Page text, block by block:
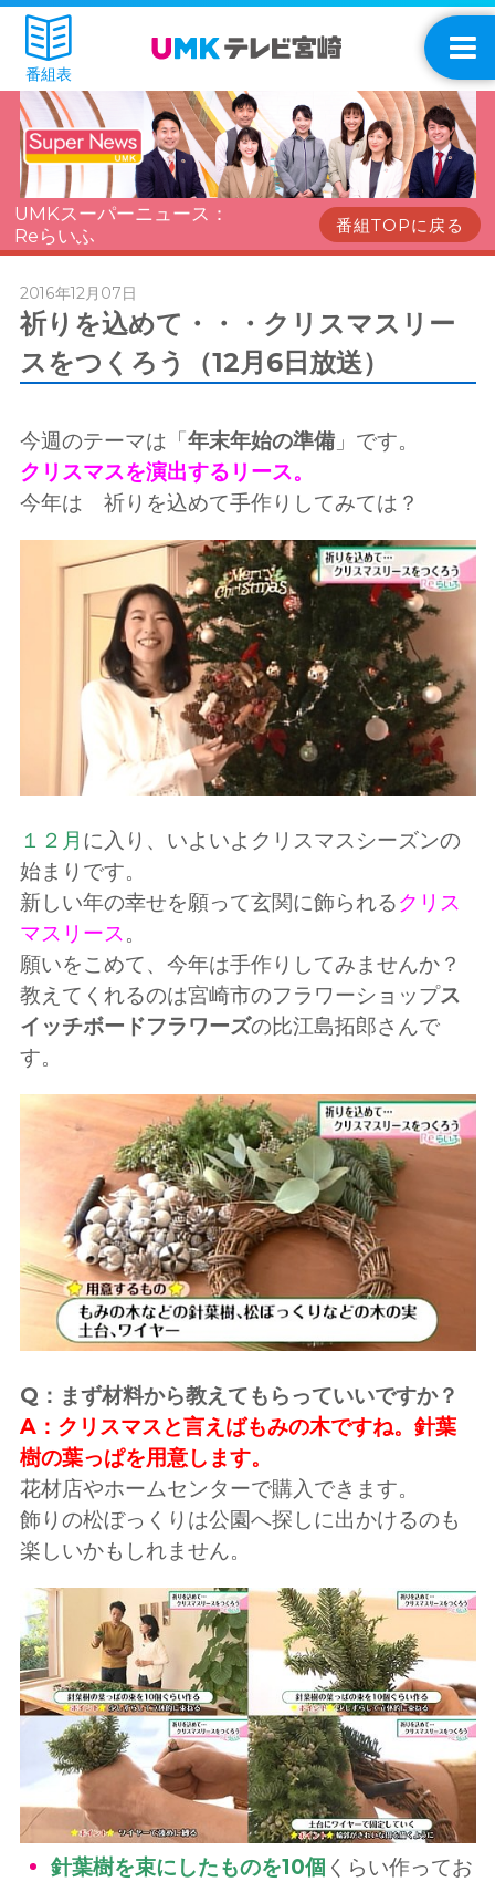
番組表
UMKスーパーニュース：
Reらいふ
番組TOPに戻る
2016年12月07日
祈りを込めて・・・クリスマスリー
スをつくろう（12月6日放送）
今週のテーマは「年末年始の準備」です。
クリスマスを演出するリース。
今年は 祈りを込めて手作りしてみては？
１２月 に入り、いよいよクリスマスシーズンの
始まりです。
新しい年の幸せを願って玄関に飾られるクリス
マスリース。
願いをこめて、今年は手作りしてみませんか？
教えてくれるのは宮崎市のフラワーショップス
イッチボードフラワーズの比江島拓郎さんで
す。
Q：まず材料から教えてもらっていいですか？
A：クリスマスと言えばもみの木ですね。針葉
樹の葉っぱを用意します。
花材店やホームセンターで購入できます。
飾りの松ぼっくりは公園へ探しに出かけるのも
楽しいかもしれません。
針葉樹を束にしたものを10個 くらい作ってお